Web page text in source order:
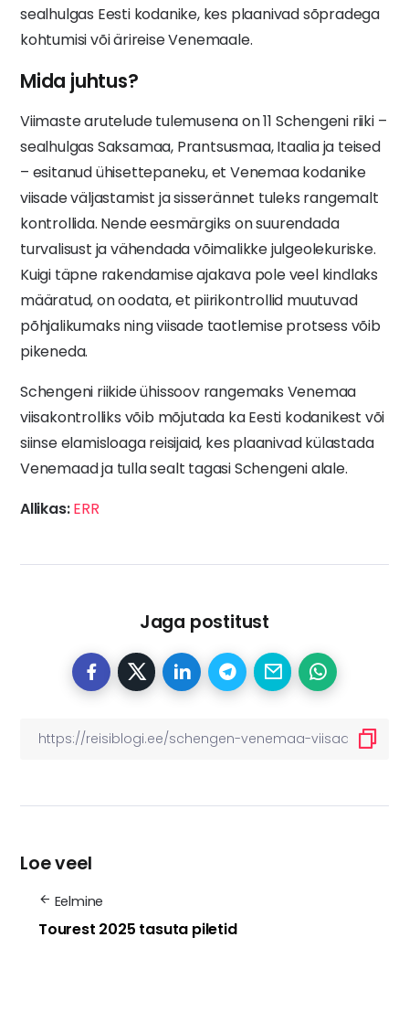
sealhulgas Eesti kodanike, kes plaanivad sõpradega
kohtumisi või ärireise Venemaale.
Mida juhtus?
Viimaste arutelude tulemusena on 11 Schengeni riiki –
sealhulgas Saksamaa, Prantsusmaa, Itaalia ja teised
– esitanud ühisettepaneku, et Venemaa kodanike
viisade väljastamist ja sisserännet tuleks rangemalt
kontrollida. Nende eesmärgiks on suurendada
turvalisust ja vähendada võimalikke julgeolekuriske.
Kuigi täpne rakendamise ajakava pole veel kindlaks
määratud, on oodata, et piirikontrollid muutuvad
põhjalikumaks ning viisade taotlemise protsess võib
pikeneda.
Schengeni riikide ühissoov rangemaks Venemaa
viisakontrolliks võib mõjutada ka Eesti kodanikest või
siinse elamisloaga reisijaid, kes plaanivad külastada
Venemaad ja tulla sealt tagasi Schengeni alale.
Allikas:ERR
Jaga postitust
Loe veel
Eelmine
Tourest 2025 tasuta piletid